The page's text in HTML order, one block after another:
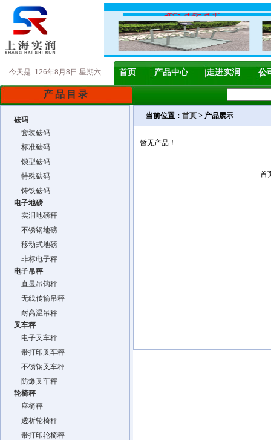
今天是: 126年8月8日 星期六 首页 产品中心 走进实润 公
产品目录
砝码
套装砝码
标准砝码
锁型砝码
特殊砝码
铸铁砝码
电子地磅
实润地磅秤
不锈钢地磅
移动式地磅
非标电子秤
电子吊秤
直显吊钩秤
无线传输吊秤
耐高温吊秤
叉车秤
电子叉车秤
带打印叉车秤
不锈钢叉车秤
防爆叉车秤
轮椅秤
座椅秤
透析轮椅秤
带打印轮椅秤
当前位置： 首页 > 产品展示
暂无产品！
首